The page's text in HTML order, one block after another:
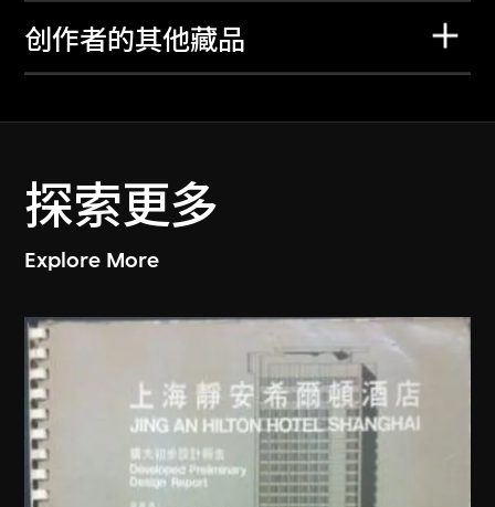
创作者的其他藏品
探索更多
Explore More